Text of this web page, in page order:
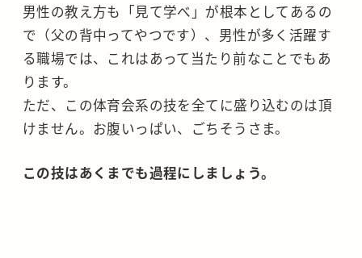
男性の教え方も「見て学べ」が根本としてあるの
で（父の背中ってやつです）、男性が多く活躍す
る職場では、これはあって当たり前なことでもあ
ります。
ただ、この体育会系の技を全てに盛り込むのは頂
けません。お腹いっぱい、ごちそうさま。
この技はあくまでも過程にしましょう。